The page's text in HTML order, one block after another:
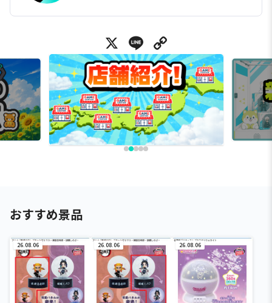
X Line
おすすめ景品
26.08.06 26.08.06 26.08.06